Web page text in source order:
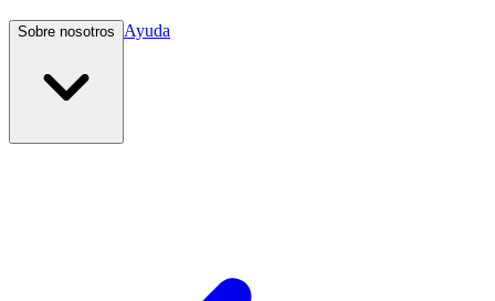
Sobre nosotros Ayuda